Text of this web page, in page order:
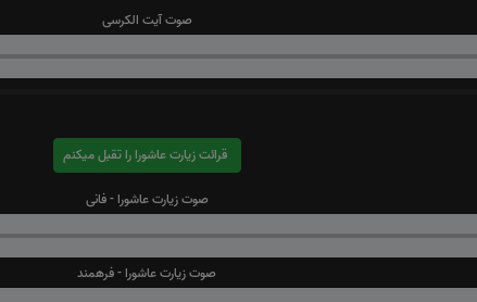
صوت آیت الکرسی
قرائت زیارت عاشورا را تقبل میکنم
صوت زیارت عاشورا - فانی
صوت زیارت عاشورا - فرهمند